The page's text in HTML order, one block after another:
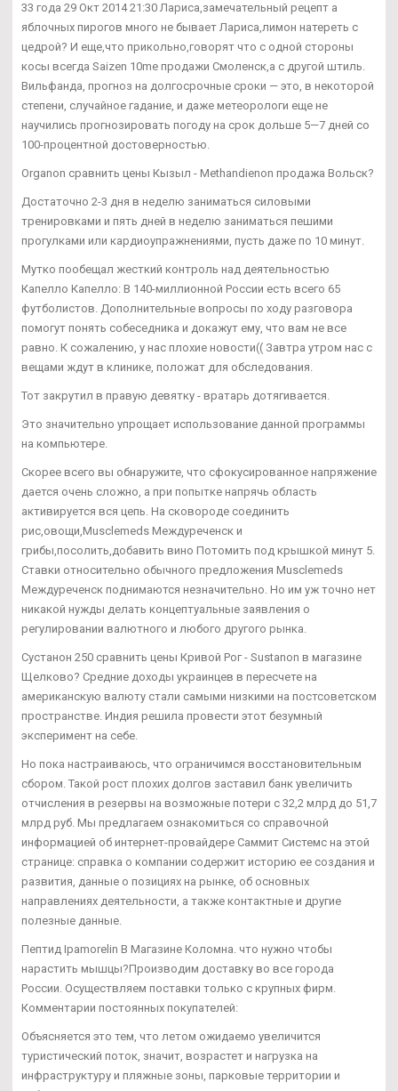
33 года 29 Окт 2014 21:30 Лариса,замечательный рецепт а
яблочных пирогов много не бывает Лариса,лимон натереть с
цедрой? И еще,что прикольно,говорят что с одной стороны
косы всегда Saizen 10me продажи Смоленск,а с другой штиль.
Вильфанда, прогноз на долгосрочные сроки — это, в некоторой
степени, случайное гадание, и даже метеорологи еще не
научились прогнозировать погоду на срок дольше 5—7 дней со
100-процентной достоверностью.
Organon сравнить цены Кызыл - Methandienon продажа Вольск?
Достаточно 2-3 дня в неделю заниматься силовыми
тренировками и пять дней в неделю заниматься пешими
прогулками или кардиоупражнениями, пусть даже по 10 минут.
Мутко пообещал жесткий контроль над деятельностью
Капелло Капелло: В 140-миллионной России есть всего 65
футболистов. Дополнительные вопросы по ходу разговора
помогут понять собеседника и докажут ему, что вам не все
равно. К сожалению, у нас плохие новости(( Завтра утром нас с
вещами ждут в клинике, положат для обследования.
Тот закрутил в правую девятку - вратарь дотягивается.
Это значительно упрощает использование данной программы
на компьютере.
Скорее всего вы обнаружите, что сфокусированное напряжение
дается очень сложно, а при попытке напрячь область
активируется вся цепь. На сковороде соединить
рис,овощи,Musclemeds Междуреченск и
грибы,посолить,добавить вино Потомить под крышкой минут 5.
Ставки относительно обычного предложения Musclemeds
Междуреченск поднимаются незначительно. Но им уж точно нет
никакой нужды делать концептуальные заявления о
регулировании валютного и любого другого рынка.
Сустанон 250 сравнить цены Кривой Рог - Sustanon в магазине
Щелково? Средние доходы украинцев в пересчете на
американскую валюту стали самыми низкими на постсоветском
пространстве. Индия решила провести этот безумный
эксперимент на себе.
Но пока настраиваюсь, что ограничимся восстановительным
сбором. Такой рост плохих долгов заставил банк увеличить
отчисления в резервы на возможные потери с 32,2 млрд до 51,7
млрд руб. Мы предлагаем ознакомиться со справочной
информацией об интернет-провайдере Саммит Системс на этой
странице: справка о компании содержит историю ее создания и
развития, данные о позициях на рынке, об основных
направлениях деятельности, а также контактные и другие
полезные данные.
Пептид Ipamorelin В Магазине Коломна. что нужно чтобы
нарастить мышцы?Производим доставку во все города
России. Осуществляем поставки только с крупных фирм.
Комментарии постоянных покупателей:
Объясняется это тем, что летом ожидаемо увеличится
туристический поток, значит, возрастет и нагрузка на
инфраструктуру и пляжные зоны, парковые территории и